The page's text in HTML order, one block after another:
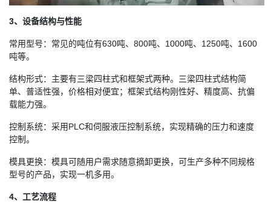
3、设备结构与性能
常用型号：常见的吨位有630吨、800吨、1000吨、1250吨、1600
吨等。
结构形式：主要有三梁四柱式和框架式两种。三梁四柱式结构简
单、普适性强，价格相对便宜；框架式结构刚性好、精度高、抗偏
载能力强。
控制系统：采用PLC和伺服液压控制系统，实现精确的压力和速度
控制。
模具更换：模具可随用户需求随意摘卸更换，可生产多种不同规格
型号的产品，实现一机多用。
4、工艺流程